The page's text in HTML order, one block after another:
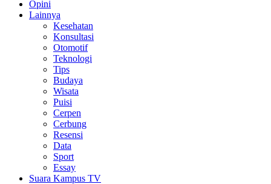
Opini
Lainnya
Kesehatan
Konsultasi
Otomotif
Teknologi
Tips
Budaya
Wisata
Puisi
Cerpen
Cerbung
Resensi
Data
Sport
Essay
Suara Kampus TV